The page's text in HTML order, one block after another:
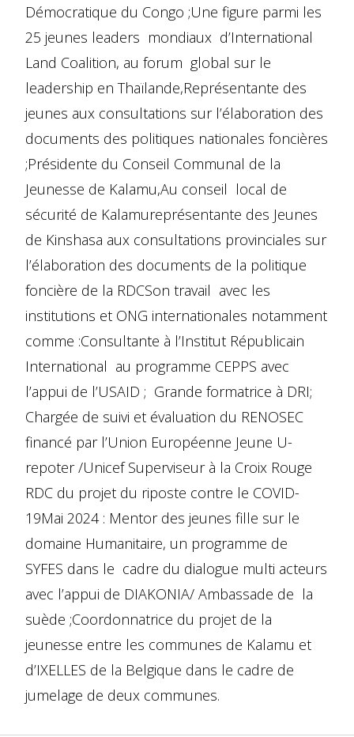
Démocratique du Congo ;Une figure parmi les
25 jeunes leaders mondiaux d’International
Land Coalition, au forum global sur le
leadership en Thaïlande,Représentante des
jeunes aux consultations sur l’élaboration des
documents des politiques nationales foncières
;Présidente du Conseil Communal de la
Jeunesse de Kalamu,Au conseil local de
sécurité de Kalamureprésentante des Jeunes
de Kinshasa aux consultations provinciales sur
l’élaboration des documents de la politique
foncière de la RDCSon travail avec les
institutions et ONG internationales notamment
comme :Consultante à l’Institut Républicain
International au programme CEPPS avec
l’appui de l’USAID ; Grande formatrice à DRI;
Chargée de suivi et évaluation du RENOSEC
financé par l’Union Européenne Jeune U-
repoter /Unicef Superviseur à la Croix Rouge
RDC du projet du riposte contre le COVID-
19Mai 2024 : Mentor des jeunes fille sur le
domaine Humanitaire, un programme de
SYFES dans le cadre du dialogue multi acteurs
avec l’appui de DIAKONIA/ Ambassade de la
suède ;Coordonnatrice du projet de la
jeunesse entre les communes de Kalamu et
d’IXELLES de la Belgique dans le cadre de
jumelage de deux communes.